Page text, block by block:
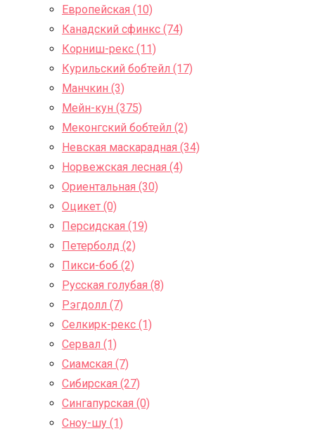
Европейская (10)
Канадский сфинкс (74)
Корниш-рекс (11)
Курильский бобтейл (17)
Манчкин (3)
Мейн-кун (375)
Меконгский бобтейл (2)
Невская маскарадная (34)
Норвежская лесная (4)
Ориентальная (30)
Оцикет (0)
Персидская (19)
Петерболд (2)
Пикси-боб (2)
Русская голубая (8)
Рэгдолл (7)
Селкирк-рекс (1)
Сервал (1)
Сиамская (7)
Сибирская (27)
Сингапурская (0)
Сноу-шу (1)